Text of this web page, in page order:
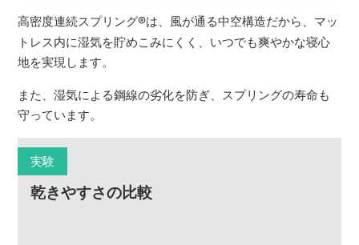
高密度連続スプリング®は、風が通る中空構造だから、マッ
トレス内に湿気を貯めこみにくく、いつでも爽やかな寝心
地を実現します。
また、湿気による鋼線の劣化を防ぎ、スプリングの寿命も
守っています。
実験
乾きやすさの比較